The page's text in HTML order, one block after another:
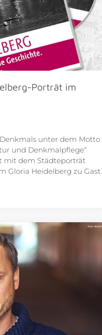
Porträt im
Denkmals unter dem Motto
und Denkmalpflege“
mit dem Städteporträt
Gloria Heidelberg zu Gast.